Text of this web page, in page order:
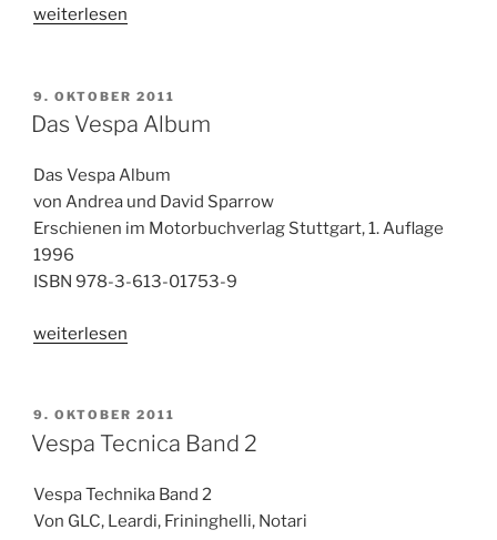
„Beziehungskisten“
weiterlesen
VERÖFFENTLICHT
AM
9. OKTOBER 2011
Das Vespa Album
Das Vespa Album
von Andrea und David Sparrow
Erschienen im Motorbuchverlag Stuttgart, 1. Auflage
1996
ISBN 978-3-613-01753-9
„Das
weiterlesen
VERÖFFENTLICHT
AM
9. OKTOBER 2011
Vespa Tecnica Band 2
Vespa Technika Band 2
Von GLC, Leardi, Frininghelli, Notari